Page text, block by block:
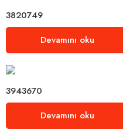
3820749
Devamını oku
3943670
Devamını oku